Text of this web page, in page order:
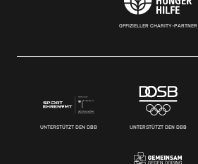
OFFIZIELLER CHARITY-PARTNER
UNTERSTÜTZT DEN DBB UNTERSTÜTZT DEN DBB